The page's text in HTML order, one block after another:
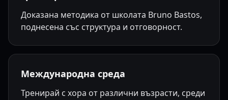
Доказана методика от школата Bruno Bastos,
поднесена със структура и отговорност.
Международна среда
Тренирай с хора от различни възрасти, среди